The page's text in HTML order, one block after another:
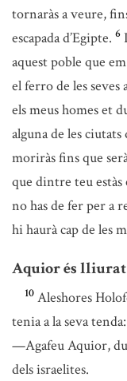
tornaràs a veure,
escapada d’Egipte. 6
aquest poble que
el ferro de les
els meus homes et
alguna de les
moriràs fins que
que dintre teu
no has de fer per a
hi haurà cap de les
Aquior és
10 Aleshores
tenia a la seva tenda:
—Agafeu Aquior,
dels israelites.